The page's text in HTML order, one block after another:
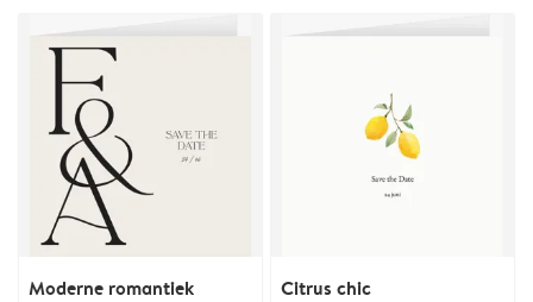
Moderne romantiek Citrus chic